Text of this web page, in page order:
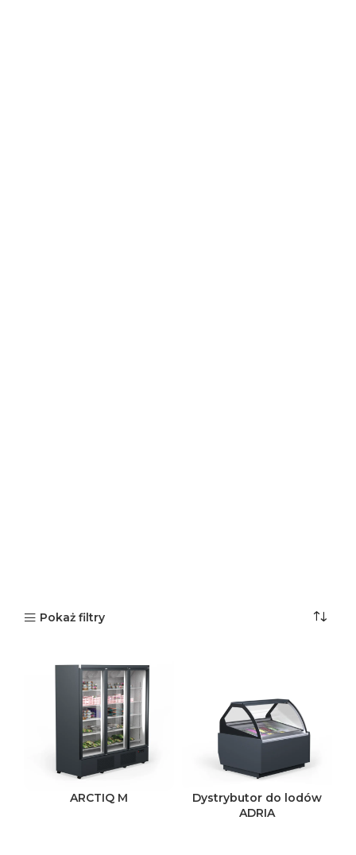
Pokaż filtry
ARCTIQ M
Dystrybutor do lodów
ADRIA